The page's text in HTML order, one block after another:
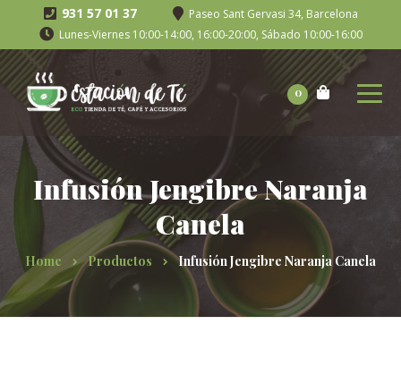
931 57 01 37
Paseo Sant Gervasi 34, Barcelona
Lunes-Viernes 10:00-14:00, 16:00-20:00, Sábado 10:00-16:00
0
Infusión Jengibre Naranja
Canela
Home Productos Infusión Jengibre Naranja Canela